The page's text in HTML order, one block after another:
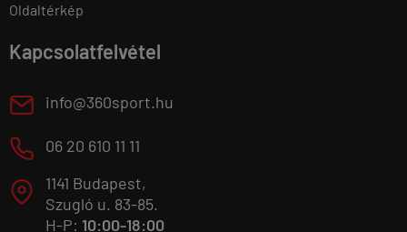
Oldaltérkép
Kapcsolatfelvétel
E info@360sport.hu
M 06 20 610 11 11
T
1141 Budapest,
Szugló u. 83-85.
H-P: 10:00-18:00